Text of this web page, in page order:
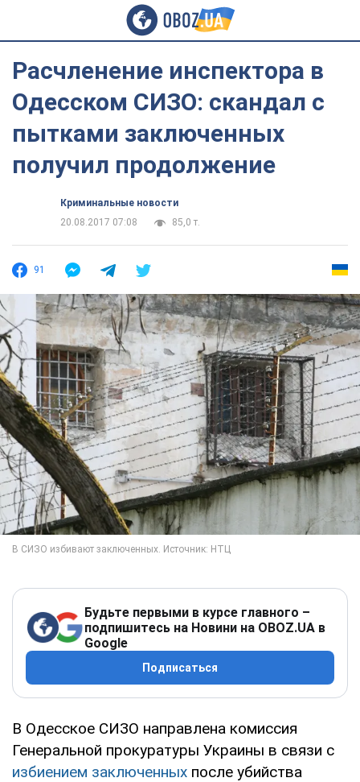
Расчленение инспектора в
Одесском СИЗО: скандал с
пытками заключенных
получил продолжение
Криминальные новости
20.08.2017 07:08
85,0 т.
91
Будьте первыми в курсе главного –
подпишитесь на Новини на OBOZ.UA в
Google
Подписаться
В Одесское СИЗО направлена комиссия
Генеральной прокуратуры Украины в связи с
избиением заключенных после убийства